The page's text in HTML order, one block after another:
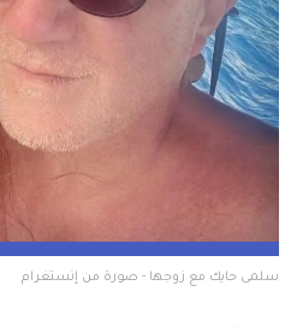
سلمى حايك مع زوجها - صورة من إنستغرام